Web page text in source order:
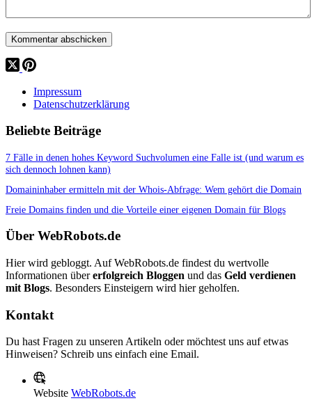
Kommentar abschicken
Impressum
Datenschutzerklärung
Beliebte Beiträge
7 Fälle in denen hohes Keyword Suchvolumen eine Falle ist (und warum es
sich dennoch lohnen kann)
Domaininhaber ermitteln mit der Whois-Abfrage: Wem gehört die Domain
Freie Domains finden und die Vorteile einer eigenen Domain für Blogs
Über WebRobots.de
Hier wird gebloggt. Auf WebRobots.de findest du wertvolle
Informationen übererfolgreich Bloggen und das Geld verdienen
mit Blogs. Besonders Einsteigern wird hier geholfen.
Kontakt
Du hast Fragen zu unseren Artikeln oder möchtest uns auf etwas
Hinweisen? Schreib uns einfach eine Email.
Website WebRobots.de